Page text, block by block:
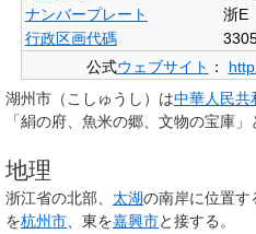
ナンバープレート
浙E
行政区画代碼
公式ウェブサイト ：
湖州市 （こしゅうし）は中華人民共
「絹の府、魚米の郷、文物の宝庫」
地理
浙江省の北部、 太湖の南岸に位置す
を杭州市、東を嘉興市と接する。